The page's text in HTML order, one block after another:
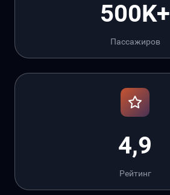
500K+
Пассажиров
4,9
Рейтинг